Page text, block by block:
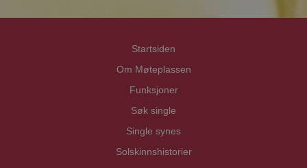
Startsiden
Om Møteplassen
Funksjoner
Søk single
Single synes
Solskinnshistorier